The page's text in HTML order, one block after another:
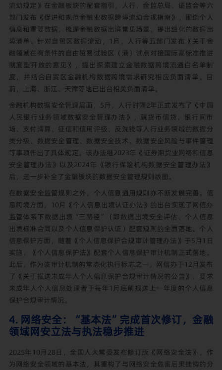
流动规定》在金融板块的配套指引，人行、金监总局、证监会等六
部门发布《促进和规范金融业数据跨境流动合规指南》，围绕个人
信息和重要数据，梳理金融数据出境常见场景，提出细化的数据出
境清单。针对自贸区数据流动，1月，人行等五部门发布《关于金
融领域在有条件的自由贸易试验区（港）试点对接国际高标准推进
制度型开放的意见》，提出探索建立金融数据跨境流通白名单制
度，并结合自贸区金融机构数据跨境需求研究相应负面清单。目
前，上海、浙江、天津等地已出台相关负面清单。
金融机构数据安全管理层面，5月，人行时隔2年正式发布了《中国
人民银行业务领域数据安全管理办法》，就货币信贷、银行间市
场、支付清算、征信和信用评级、反洗钱等人行业务领域的数据分
类分级、数据安全管理、数据安全技术、数据安全风险与事件管理
等事项作出了具体规定。该办法继2023年《证券期货业网络和信息
安全管理办法》以及2024年《银行保险机构数据安全管理办法》
后，进一步补全了金融板块的数据安全管理规则版图。
在数据安全监管规则之外，个人信息通用规则亦不断发展完善。信
息跨境方面，10月《个人信息出境认证办法》的出台实现了网信办
监管体系下数据出境“三路径”（即数据出境安全评估、个人信息
出境标准合同以及个人信息保护认证）配套规则的全面落地。个人
信息保护方面，随着《个人信息保护合规审计管理办法》于5月1日
实施，《个人信息保护法》配套个人信息保护审计机制正式落地。
此后，作为该审计机制的常态化执行标志之一，网信办于12月发布
了《关于报送未成年人个人信息保护合规审计情况的公告》，要求
未成年人个人信息处理者于每年1月底前报送上一年度的个人信息
保护合规审计情况。
4. 网络安全：“基本法”完成首次修订，金融
领域网安立法与执法稳步推进
2025年10月28日，全国人大常委发布修订版《网络安全法》，作
为网络安全领域的基本法，其重构了与网络安全危害后果挂钩的分